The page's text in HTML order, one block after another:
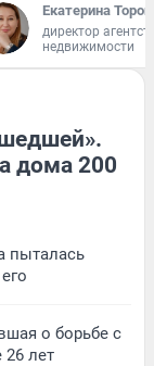
Екатерина
директор
недвижимости
дома 200
пыталась
о борьбе с
26 лет